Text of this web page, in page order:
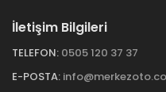
İletişim Bilgileri
TELEFON: 0505 120 37 37
E-POSTA: